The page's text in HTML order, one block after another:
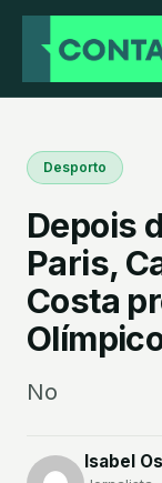
Desporto
Depois
Paris,
Costa
No
Isabel